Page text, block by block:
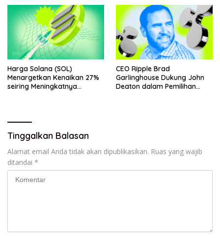
Harga Solana (SOL)
Menargetkan Kenaikan 27%
seiring Meningkatnya
CEO Ripple Brad
Garlinghouse Dukung John
Deaton dalam Pemilihan
Tinggalkan Balasan
Alamat email Anda tidak akan dipublikasikan. Ruas yang wajib
ditandai *